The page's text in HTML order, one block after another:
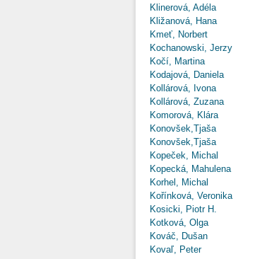
Klinerová, Adéla
Kližanová, Hana
Kmeť, Norbert
Kochanowski, Jerzy
Kočí, Martina
Kodajová, Daniela
Kollárová, Ivona
Kollárová, Zuzana
Komorová, Klára
Konovšek,Tjaša
Konovšek,Tjaša
Kopeček, Michal
Kopecká, Mahulena
Korhel, Michal
Kořínková, Veronika
Kosicki, Piotr H.
Kotková, Olga
Kováč, Dušan
Kovaľ, Peter